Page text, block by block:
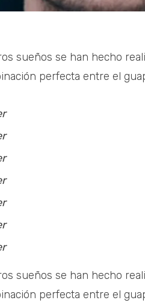
sueños se han hecho
perfecta entre el
sueños se han hecho
perfecta entre el